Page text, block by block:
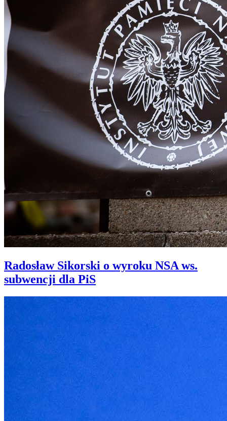
Radosław Sikorski o wyroku NSA ws.
subwencji dla PiS